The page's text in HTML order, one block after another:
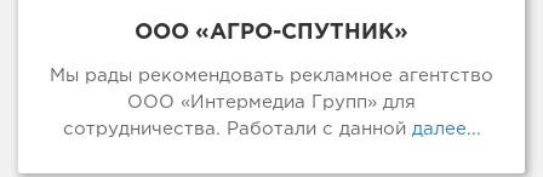
ООО «АГРО-СПУТНИК»
Мы рады рекомендовать рекламное агентство
ООО «Интермедиа Групп» для
сотрудничества. Работали с даннойдалее...